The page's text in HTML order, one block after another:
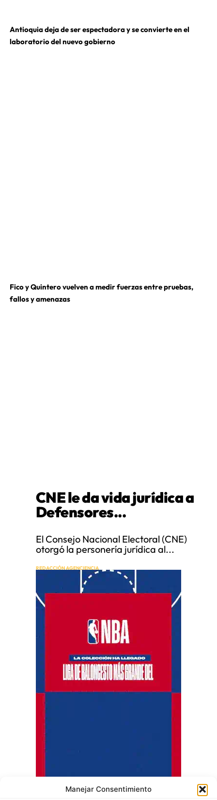
Manejar Consentimiento
Antioquia deja de ser espectadora y se convierte en el
laboratorio del nuevo gobierno
Fico y Quintero vuelven a medir fuerzas entre pruebas,
fallos y amenazas
CNE le da vida jurídica a
Defensores...
El Consejo Nacional Electoral (CNE)
otorgó la personería jurídica al...
REDACCIÓN AGENCIENCIA